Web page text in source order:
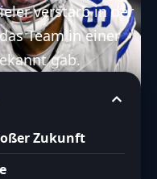
verstarb in der
Team in einer
gab.
Zukunft